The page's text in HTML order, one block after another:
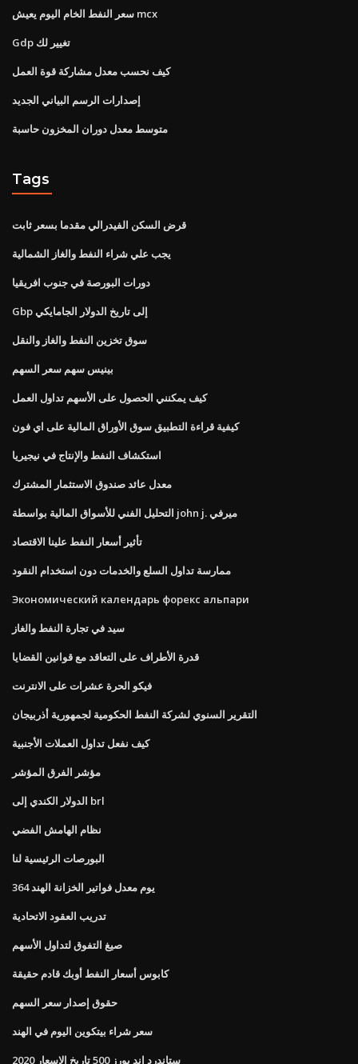
سعر النفط الخام اليوم يعيش mcx
Gdp تغيير لك
كيف نحسب معدل مشاركة قوة العمل
إصدارات الرسم البياني الجديد
متوسط ​​معدل دوران المخزون حاسبة
Tags
قرض السكن الفيدرالي مقدما بسعر ثابت
يجب علي شراء النفط والغاز الشمالية
دورات البورصة في جنوب افريقيا
Gbp إلى تاريخ الدولار الجامايكي
سوق تخزين النفط والغاز والنقل
بينيس سهم سعر السهم
كيف يمكنني الحصول على الأسهم تداول العمل
كيفية قراءة التطبيق سوق الأوراق المالية على اي فون
استكشاف النفط والإنتاج في نيجيريا
معدل عائد صندوق الاستثمار المشترك
التحليل الفني للأسواق المالية بواسطة john j. ميرفي
تأثير أسعار النفط علينا الاقتصاد
ممارسة تداول السلع والخدمات دون استخدام النقود
Экономический календарь форекс альпари
سيد في تجارة النفط والغاز
قدرة الأطراف على التعاقد مع قوانين القضايا
فيكو الحرة عشرات على الانترنت
التقرير السنوي لشركة النفط الحكومية لجمهورية أذربيجان
كيف نفعل تداول العملات الأجنبية
مؤشر الفرق المؤشر
الدولار الكندي إلى brl
نظام الهامش الفضي
البورصات الرئيسية لنا
364 يوم معدل فواتير الخزانة الهند
تدريب العقود الاتحادية
صيغ التفوق لتداول الأسهم
كابوس أسعار النفط أوبك قادم حقيقة
حقوق إصدار سعر السهم
سعر شراء بيتكوين اليوم في الهند
ستاندرد اند بورز 500 تاريخ الاسعار 2020